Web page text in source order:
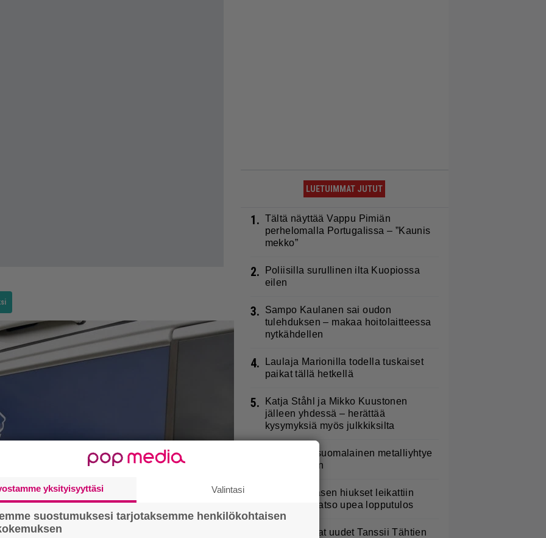
LUETUIMMAT JUTUT
1. Tältä näyttää Vappu Pimiän
perhelomalla Portugalissa – ”Kaunis
mekko”
2.
Poliisilla surullinen ilta Kuopiossa
eilen
3.
Sampo Kaulanen sai oudon
tulehduksen – makaa hoitolaitteessa
nytkähdellen
4.
Laulaja Marionilla todella tuskaiset
paikat tällä hetkellä
5.
Katja Ståhl ja Mikko Kuustonen
jälleen yhdessä – herättää
kysymyksiä myös julkkiksilta
Rakastettu suomalainen metalliyhtye
tekee paluun
Kerttu Rissasen hiukset leikattiin
lyhyeksi – katso upea lopputulos
MTV: He ovat uudet Tanssii Tähtien
yksityisyyttäsi Valintasi
suostumuksesi tarjotaksemme henkilökohtaisen